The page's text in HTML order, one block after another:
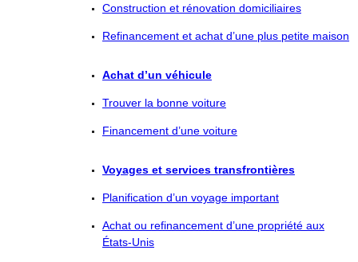
Construction et rénovation domiciliaires
Refinancement et achat d’une plus petite maison
Achat d’un véhicule
Trouver la bonne voiture
Financement d’une voiture
Voyages et services transfrontières
Planification d’un voyage important
Achat ou refinancement d’une propriété aux
États-Unis